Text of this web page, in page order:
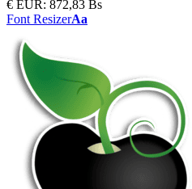
€ EUR: 872,83 Bs
Font ResizerAa